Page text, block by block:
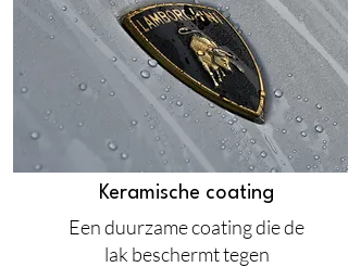
Keramische coating
Een duurzame coating die de
lak beschermt tegen